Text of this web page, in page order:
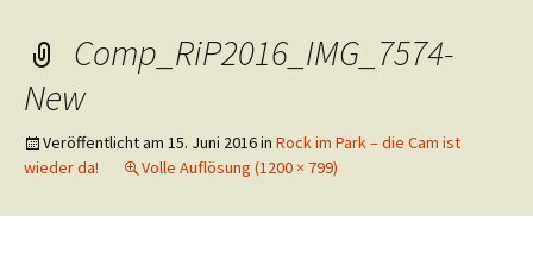
Comp_RiP2016_IMG_7574-
New
Veröffentlicht am 15. Juni 2016in Rock im Park – die Cam ist
wieder da!
Volle Auflösung (1200 × 799)